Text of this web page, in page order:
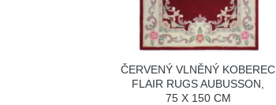
ČERVENÝ VLNĚNÝ KOBEREC
FLAIR RUGS AUBUSSON,
75 X 150 CM